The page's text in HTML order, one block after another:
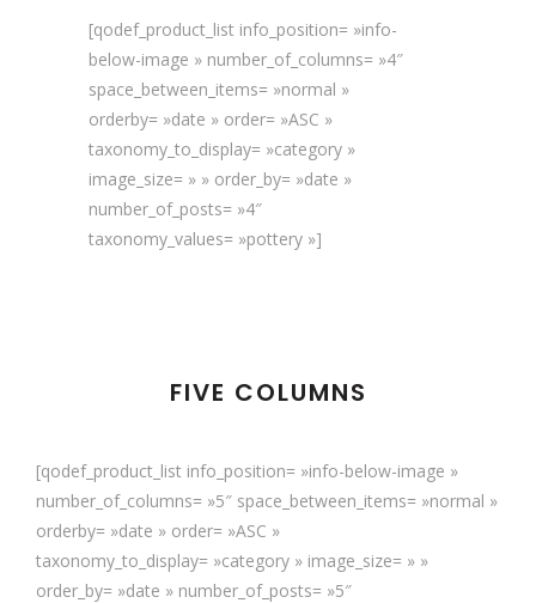
[qodef_product_list info_position= »info-
below-image » number_of_columns= »4″
space_between_items= »normal »
orderby= »date » order= »ASC »
taxonomy_to_display= »category »
image_size= » » order_by= »date »
number_of_posts= »4″
taxonomy_values= »pottery »]
FIVE COLUMNS
[qodef_product_list info_position= »info-below-image »
number_of_columns= »5″ space_between_items= »normal »
orderby= »date » order= »ASC »
taxonomy_to_display= »category » image_size= » »
order_by= »date » number_of_posts= »5″